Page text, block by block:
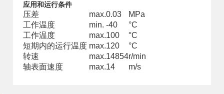
应用和运行条件
压差 max.0.03
MPa
工作温度
min. -40
°C
工作温度
max.100
°C
短期内的运行温度 max.120
°C
转速
max.14854r/min
轴表面速度
max.14 m/s